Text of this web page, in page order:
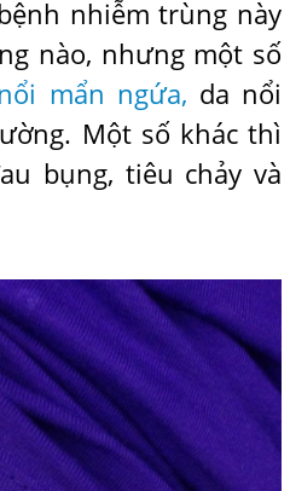
nhiễm trùng này
nào, nhưng một số
mẩn ngứa, da nổi
Một số khác thì
bụng, tiêu chảy và